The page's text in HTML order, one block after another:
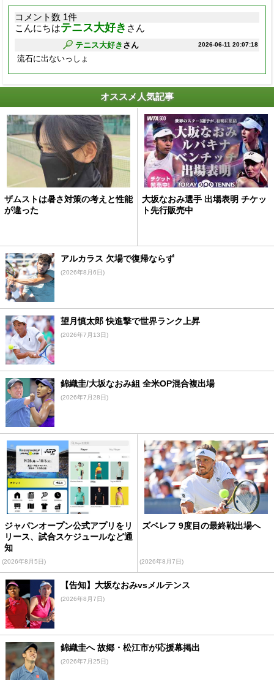
コメント数 1件
こんにちはテニス大好き さん
2026-06-11 20:07:18
テニス大好き さん
流石に出ないっしょ
オススメ人気記事
ザムストは暑さ対策の考えと性能
が違った
大坂なおみ選手 出場表明 チケッ
ト先行販売中
アルカラス 欠場で復帰ならず
(2026年8月6日)
望月慎太郎 快進撃で世界ランク上昇
(2026年7月13日)
錦織圭/大坂なおみ組 全米OP混合複出場
(2026年7月28日)
ジャパンオープン公式アプリをリ
リース、試合スケジュールなど通
知
(2026年8月5日)
ズベレフ 9度目の最終戦出場へ
(2026年8月7日)
【告知】大坂なおみvsメルテンス
(2026年8月7日)
錦織圭へ 故郷・松江市が応援幕掲出
(2026年7月25日)